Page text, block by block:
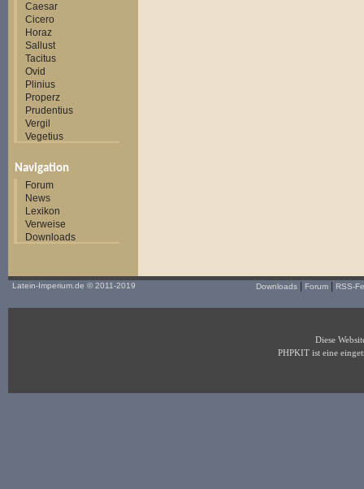
Caesar
Cicero
Horaz
Sallust
Tacitus
Ovid
Plinius
Properz
Prudentius
Vergil
Vegetius
Navigation
Forum
News
Lexikon
Verweise
Downloads
Latein-Imperium.de © 2011-2019 Downloads Forum RSS-
Diese
PHPKIT ist eine